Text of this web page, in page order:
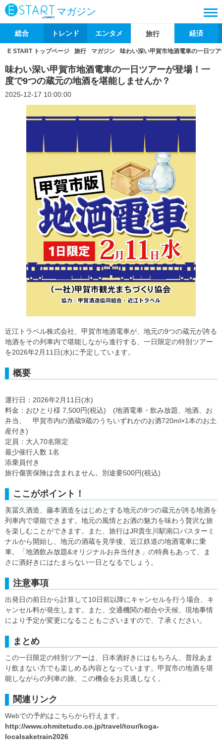
マガジン
総合 トレンド エンタメ 旅行 経済
E START トップページ 旅行 マガジン 味わい深い甲賀市地酒電車の一日ツ
味わい深い甲賀市地酒電車の一日ツアーが登場！一
度で9つの蔵元の地酒を堪能しませんか？
2025-12-17 10:00:00
近江トラベル株式会社、甲賀市地酒電車が、地元の9つの蔵元が誇る
地酒をその列車内で堪能しながら進行する、一日限定の特別ツアー
を2026年2月11日(水)に予定しています。
概要
運行日：2026年2月11日(水)
料金：おひとり様 7,500円(税込) (地酒電車・飲み放題、地酒、お
弁当、 甲賀市内の酒蔵9蔵のうちいずれかのお酒720ml×1本のお土
産付き)
定員：大人70名限定
最少催行人数 1名
添乗員付き
旅行傷害保険は含まれません。別途要500円(税込)
ここがポイント！
美冨久酒造、藤本酒造をはじめとする地元の9つの蔵元が誇る地酒を
列車内で堪能できます。地元の風情とお酒の魅力を味わう贅沢な旅
を楽しむことができます。また、旅行はJR貴生川駅南口バスターミ
ナルから開始し、地元の酒蔵を見学後、近江鉄道の地酒電車に乗
車。「地酒飲み放題&オリジナルお弁当付き」の特典もあって、ま
さに酒好きにはたまらない一日となるでしょう。
注意事項
出発日の前日から計算して10日前以降にキャンセルを行う場合、キ
ャンセル料が発生します。また、交通機関の都合や天候、現地事情
により予定が変更になることもございますので、了承ください。
まとめ
この一日限定の特別ツアーは、日本酒好きにはもちろん、普段あま
り飲まない方でも楽しめる内容となっています。甲賀市の地酒を堪
能しながらの列車の旅、この機会をお見逃しなく。
関連リンク
Webでの予約はこちらから行えます。
http://www.ohmitetudo.co.jp/travel/tour/koga-
localsaketrain2026